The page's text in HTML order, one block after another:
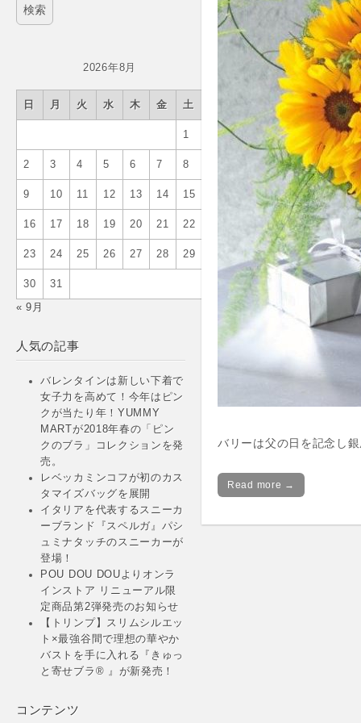
2026年8月
日 月 火 水 木 金 土
1
2 3 4 5 6 7 8
9 10 11 12 13 14 15
16 17 18 19 20 21 22
23 24 25 26 27 28 29
30 31
« 9月
人気の記事
バレンタインは新しい下着で
女子力を高めて！今年はピン
クが当たり年！YUMMY
MARTが2018年春の「ピン
クのブラ」コレクションを発
売。
レベッカミンコフが初のカス
タマイズバッグを展開
イタリアを代表するスニーカ
ーブランド『スペルガ』パシ
ュミナタッチのスニーカーが
登場！
POU DOU DOUよりオンラ
インストア リニューアル限
定商品第2弾発売のお知らせ
【トリンプ】スリムシルエッ
ト×最強谷間で理想の華やか
バストを手に入れる『きゅっ
と寄せブラ® 』が新発売！
コンテンツ
バリーは父の日を記念し
Read more →